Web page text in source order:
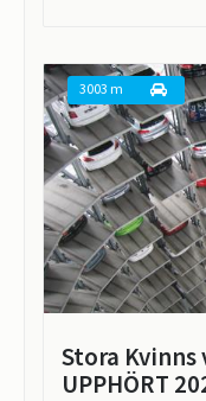
3003 m
Stora Kvinns
UPPHÖRT